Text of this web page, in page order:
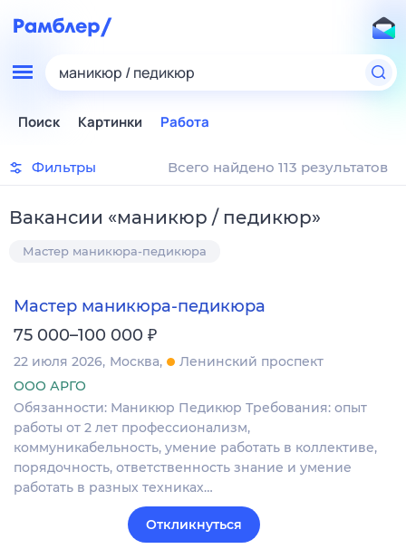
маникюр / педикюр
Поиск Картинки Работа
Фильтры Всего найдено 113 результатов
Вакансии «маникюр / педикюр»
Мастер маникюра-педикюра
Мастер маникюра-педикюра
75 000–100 000 ₽
22 июля 2026 Москва
Ленинский проспект
ООО АРГО
Обязанности: Маникюр Педикюр Требования: опыт
работы от 2 лет профессионализм,
коммуникабельность, умение работать в коллективе,
порядочность, ответственность знание и умение
работать в разных техниках…
Откликнуться